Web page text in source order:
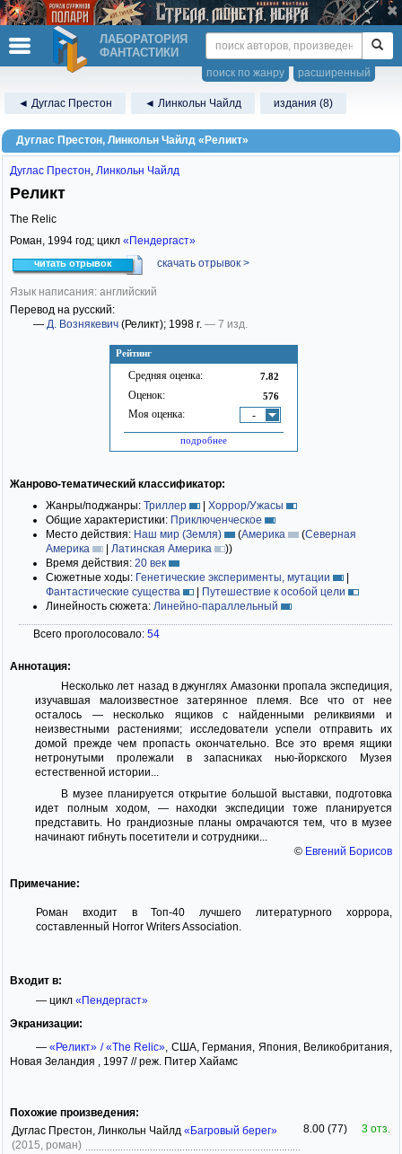
ЛАБОРАТОРИЯ
ФАНТАСТИКИ
расширенный
поиск по жанру
◄ Дуглас Престон ◄ Линкольн Чайлд издания (8)
Дуглас Престон, Линкольн Чайлд «Реликт»
Рейтинг
Средняя оценка: 7.82
Оценок: 576
Моя оценка: -
подробнее
Дуглас Престон, Линкольн Чайлд
Реликт
The Relic
Роман, 1994 год; цикл «Пендергаст»
читать отрывок скачать отрывок >
Язык написания: английский
Перевод на русский:
— Д. Вознякевич (Реликт); 1998 г. — 7 изд.
Жанрово-тематический классификатор:
Жанры/поджанры: Триллер | Хоррор/Ужасы
Общие характеристики: Приключенческое
Место действия: Наш мир (Земля) (Америка (Северная
Америка
| Латинская Америка ))
Время действия: 20 век
Сюжетные ходы: Генетические эксперименты, мутации
|
Фантастические существа
| Путешествие к особой цели
Линейность сюжета: Линейно-параллельный
Всего проголосовало: 54
Аннотация:
Несколько лет назад в джунглях Амазонки пропала экспедиция,
изучавшая малоизвестное затерянное племя. Все что от нее
осталось — несколько ящиков с найденными реликвиями и
неизвестными растениями; исследователи успели отправить их
домой прежде чем пропасть окончательно. Все это время ящики
нетронутыми пролежали в запасниках нью-йоркского Музея
естественной истории...
В музее планируется открытие большой выставки, подготовка
идет полным ходом, — находки экспедиции тоже планируется
представить. Но грандиозные планы омрачаются тем, что в музее
начинают гибнуть посетители и сотрудники...
© Евгений Борисов
Примечание:
Роман входит в Топ-40 лучшего литературного хоррора,
составленный Horror Writers Association.
Входит в:
— цикл «Пендергаст»
Экранизации:
—«Реликт» / «The Relic» , США, Германия, Япония, Великобритания,
Новая Зеландия , 1997 // реж. Питер Хайамс
Похожие произведения:
Дуглас Престон, Линкольн Чайлд «Багровый берег»
(2015, роман)
8.00 (77) 3 отз.